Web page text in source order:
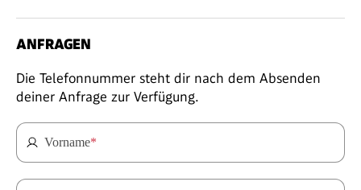
ANFRAGEN
Die Telefonnummer steht dir nach dem Absenden
deiner Anfrage zur Verfügung.
Vorname*